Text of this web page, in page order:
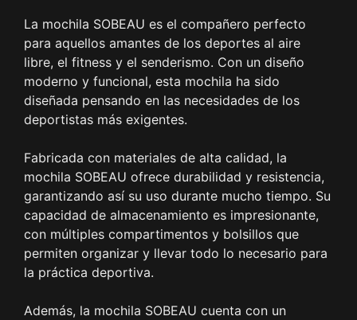
La mochila SOBEAU es el compañero perfecto
para aquellos amantes de los deportes al aire
libre, el fitness y el senderismo. Con un diseño
moderno y funcional, esta mochila ha sido
diseñada pensando en las necesidades de los
deportistas más exigentes.
Fabricada con materiales de alta calidad, la
mochila SOBEAU ofrece durabilidad y resistencia,
garantizando así su uso durante mucho tiempo. Su
capacidad de almacenamiento es impresionante,
con múltiples compartimentos y bolsillos que
permiten organizar y llevar todo lo necesario para
la práctica deportiva.
Además, la mochila SOBEAU cuenta con un